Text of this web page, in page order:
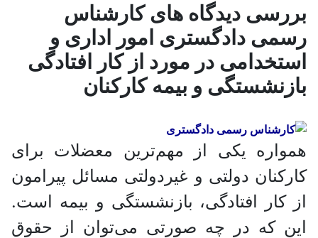
بررسی دیدگاه های کارشناس
رسمی دادگستری امور اداری و
استخدامی در مورد از کار افتادگی
بازنشستگی و بیمه کارکنان
همواره یکی از مهم‌ترین معضلات برای
کارکنان دولتی و غیردولتی مسائل پیرامون
از کار افتادگی، بازنشستگی و بیمه است.
این که در چه صورتی می‌توان از حقوق